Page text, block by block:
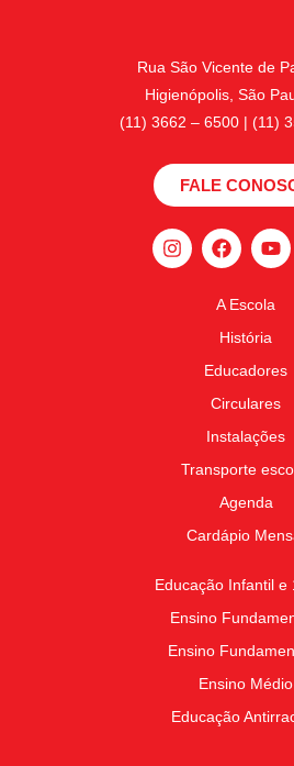
Rua São Vicente de
Higienópolis, São
(11) 3662 – 6500 | (11)
FALE
A Escola
História
Educadores
Circulares
Instalações
Transporte
Agenda
Cardápio
Educação Infantil e
Ensino
Ensino
Ensino Médio
Educação